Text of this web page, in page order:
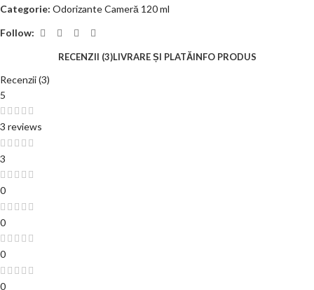
Categorie: Odorizante Cameră 120 ml
Follow:
RECENZII (3)LIVRARE ȘI PLATĂINFO PRODUS
Recenzii (3)
5
3 reviews
3
0
0
0
0